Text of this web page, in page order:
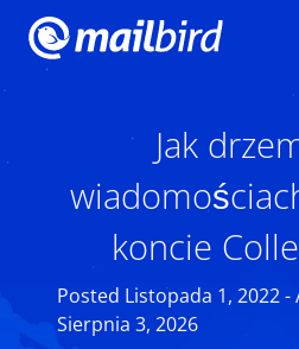
Jak
koncie
Posted Listopada 1, 2022 -
Sierpnia 3, 2026